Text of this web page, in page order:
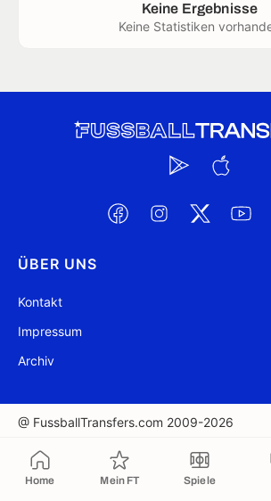
Home Mein FT Spiele
Keine Ergebnisse
Keine Statistiken
ÜBER UNS
Kontakt
Impressum
Archiv
@ FussballTransfers.com 2009-2026
In die Zwischenablage kopiert